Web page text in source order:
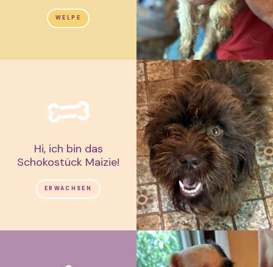
WELPE
Hi, ich bin das
Schokostück Maizie!
ERWACHSEN